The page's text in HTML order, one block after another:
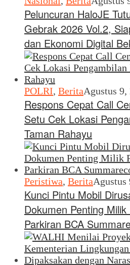
Peluncuran HaloJE
Gebrak 2026 Vol.2,
dan Ekonomi Digital
POLRI, BeritaAgustus 9,
Respons Cepat Call
Setu Cek Lokasi
Taman Rahayu
Peristiwa, BeritaAgustus
Kunci Pintu Mobil
Dokumen Penting
Parkiran BCA